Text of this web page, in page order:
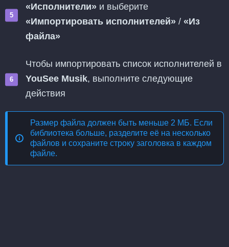
«Исполнители» и выберите
«Импортировать исполнителей» / «Из
файла»
Чтобы импортировать список исполнителей в
YouSee Musik, выполните следующие
действия
Размер файла должен быть меньше 2 МБ. Если
библиотека больше, разделите её на несколько
файлов и сохраните строку заголовка в каждом
файле.